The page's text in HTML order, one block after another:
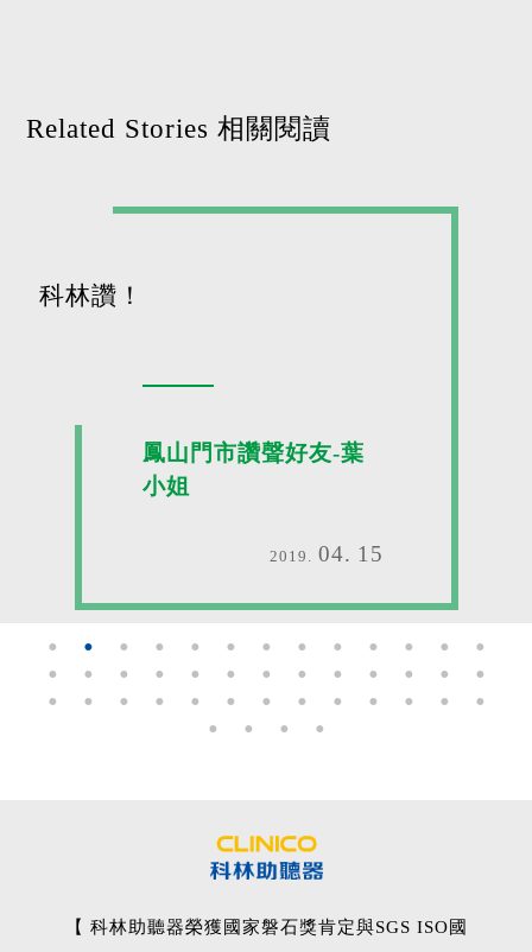
Related Stories 相關閱讀
鳳山門市讚聲好友-葉
小姐
科林讚！
2019 04 15
【 科林助聽器榮獲國家磐石獎肯定與SGS ISO國